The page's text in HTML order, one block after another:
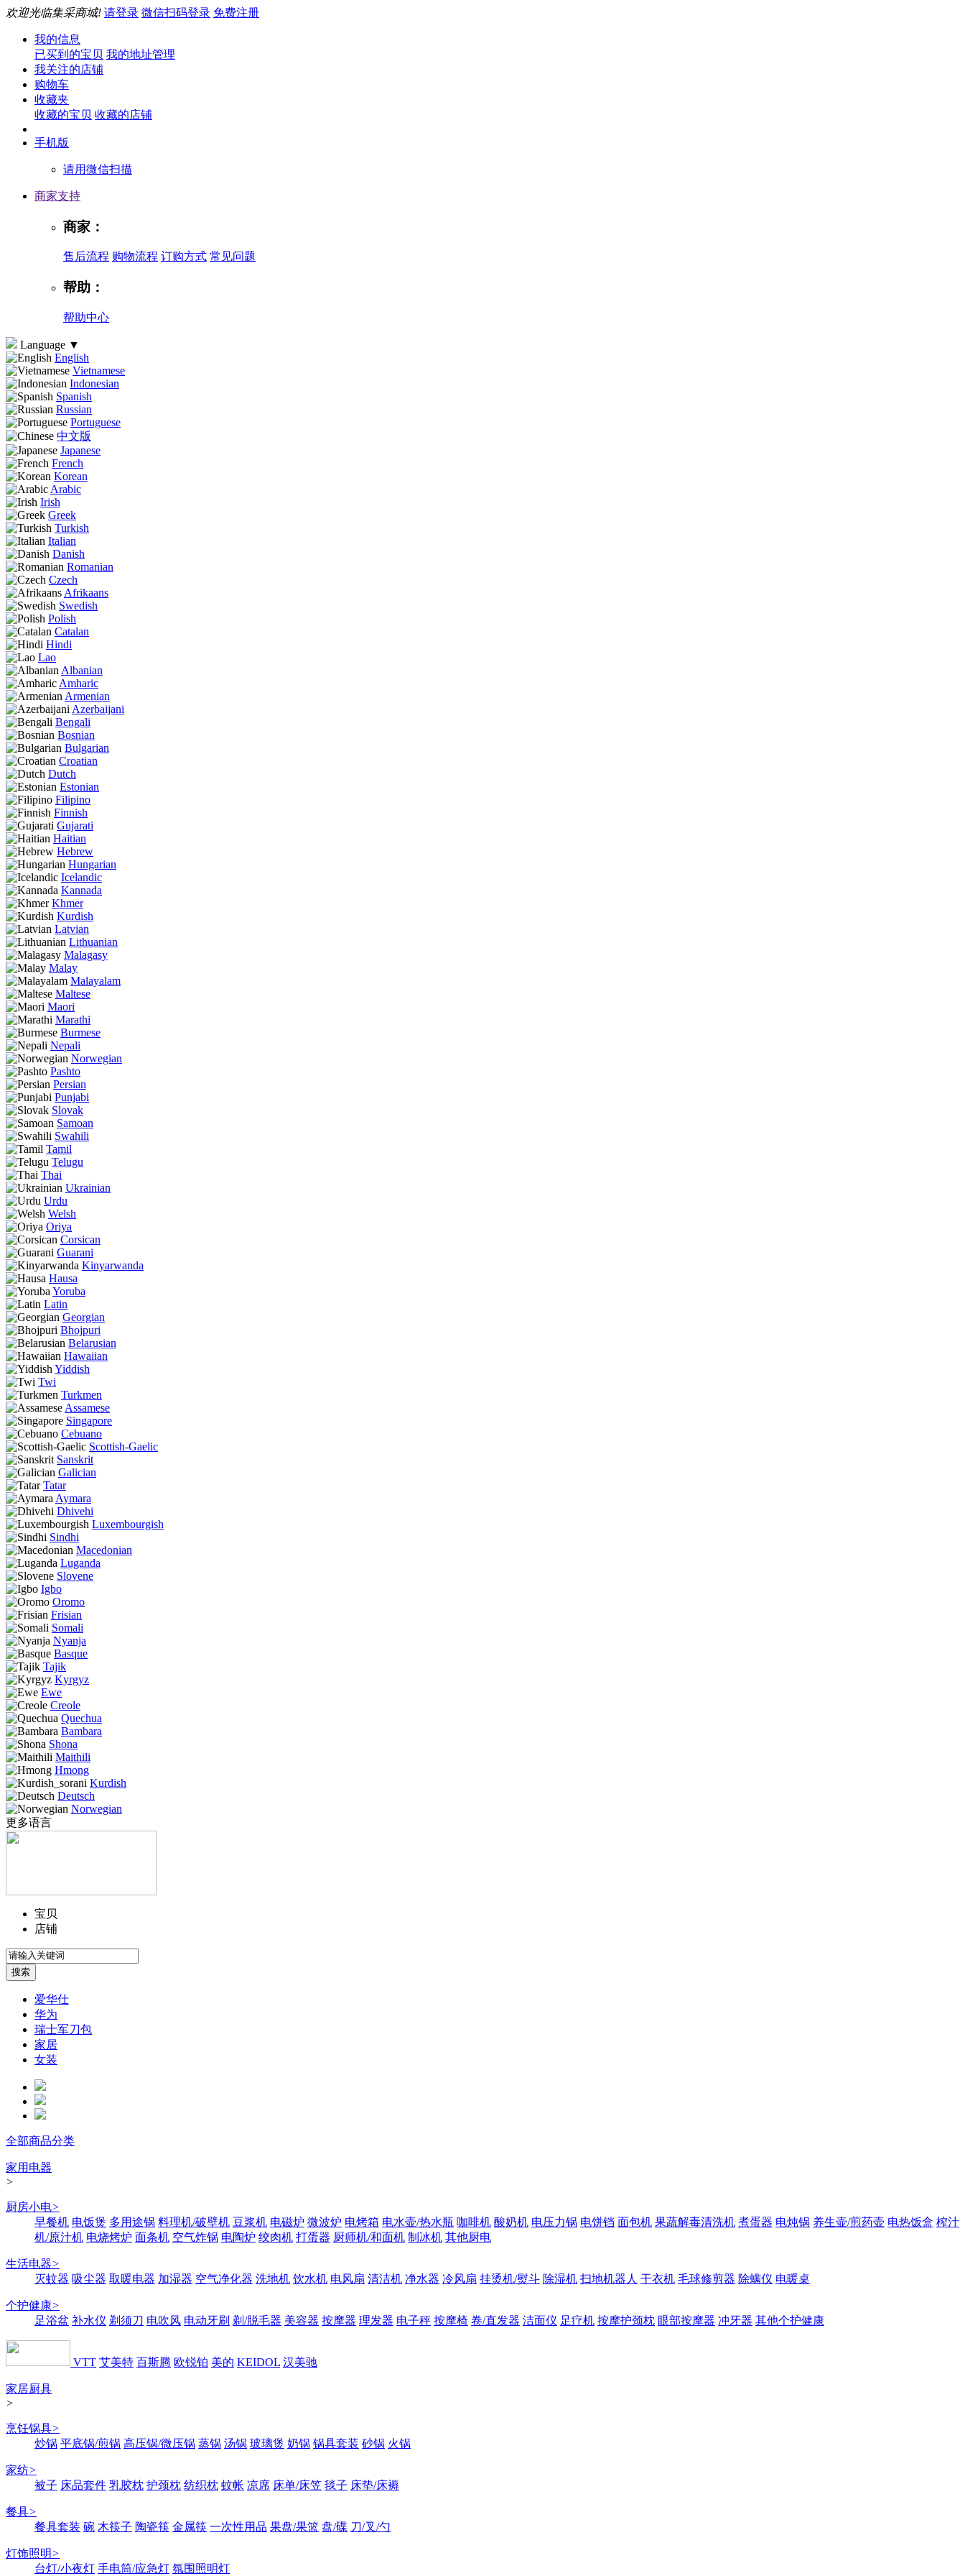
欢迎光临集采商城! 请登录 微信扫码登录 免费注册
我的信息
已买到的宝贝 我的地址管理
我关注的店铺
购物车
收藏夹
收藏的宝贝 收藏的店铺
手机版
请用微信扫描
商家支持
商家：
售后流程 购物流程 订购方式 常见问题
帮助：
帮助中心
Language ▼
English
Vietnamese
Indonesian
Spanish
Russian
Portuguese
中文版
Japanese
French
Korean
Arabic
Irish
Greek
Turkish
Italian
Danish
Romanian
Czech
Afrikaans
Swedish
Polish
Catalan
Hindi
Lao
Albanian
Amharic
Armenian
Azerbaijani
Bengali
Bosnian
Bulgarian
Croatian
Dutch
Estonian
Filipino
Finnish
Gujarati
Haitian
Hebrew
Hungarian
Icelandic
Kannada
Khmer
Kurdish
Latvian
Lithuanian
Malagasy
Malay
Malayalam
Maltese
Maori
Marathi
Burmese
Nepali
Norwegian
Pashto
Persian
Punjabi
Slovak
Samoan
Swahili
Tamil
Telugu
Thai
Ukrainian
Urdu
Welsh
Oriya
Corsican
Guarani
Kinyarwanda
Hausa
Yoruba
Latin
Georgian
Bhojpuri
Belarusian
Hawaiian
Yiddish
Twi
Turkmen
Assamese
Singapore
Cebuano
Scottish-Gaelic
Sanskrit
Galician
Tatar
Aymara
Dhivehi
Luxembourgish
Sindhi
Macedonian
Luganda
Slovene
Igbo
Oromo
Frisian
Somali
Nyanja
Basque
Tajik
Kyrgyz
Ewe
Creole
Quechua
Bambara
Shona
Maithili
Hmong
Kurdish
Deutsch
Norwegian
更多语言
宝贝
店铺
爱华仕
华为
瑞士军刀包
家居
女装
全部商品分类
家用电器
>
厨房小电>
早餐机 电饭煲 多用途锅 料理机/破壁机 豆浆机 电磁炉 微波炉 电烤箱 电水壶/热水瓶 咖啡机 酸奶机 电压力锅 电饼铛 面包机 果蔬解毒清洗机 煮蛋器 电炖锅 养生壶/煎药壶 电热饭盒 榨汁
机/原汁机 电烧烤炉 面条机 空气炸锅 电陶炉 绞肉机 打蛋器 厨师机/和面机 制冰机 其他厨电
生活电器>
灭蚊器 吸尘器 取暖电器 加湿器 空气净化器 洗地机 饮水机 电风扇 清洁机 净水器 冷风扇 挂烫机/熨斗 除湿机 扫地机器人 干衣机 毛球修剪器 除螨仪 电暖桌
个护健康>
足浴盆 补水仪 剃须刀 电吹风 电动牙刷 剃/脱毛器 美容器 按摩器 理发器 电子秤 按摩椅 卷/直发器 洁面仪 足疗机 按摩护颈枕 眼部按摩器 冲牙器 其他个护健康
VTT 艾美特 百斯腾 欧锐铂 美的 KEIDOL 汉美驰
家居厨具
>
烹饪锅具>
炒锅 平底锅/煎锅 高压锅/微压锅 蒸锅 汤锅 玻璃煲 奶锅 锅具套装 砂锅 火锅
家纺>
被子 床品套件 乳胶枕 护颈枕 纺织枕 蚊帐 凉席 床单/床笠 毯子 床垫/床褥
餐具>
餐具套装 碗 木筷子 陶瓷筷 金属筷 一次性用品 果盘/果篮 盘/碟 刀/叉/勺
灯饰照明>
台灯/小夜灯 手电筒/应急灯 氛围照明灯